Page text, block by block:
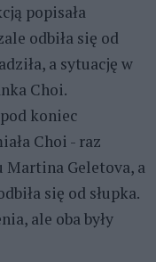
popisała
odbiła się od
a sytuację w
Choi.
koniec
Choi - raz
Martina Geletova, a
się od słupka.
ale oba były